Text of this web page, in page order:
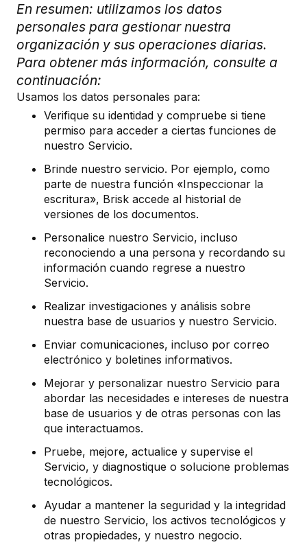
En resumen: utilizamos los datos
personales para gestionar nuestra
organización y sus operaciones diarias.
Para obtener más información, consulte a
continuación:
Usamos los datos personales para:
Verifique su identidad y compruebe si tiene
permiso para acceder a ciertas funciones de
nuestro Servicio.
Brinde nuestro servicio. Por ejemplo, como
parte de nuestra función «Inspeccionar la
escritura», Brisk accede al historial de
versiones de los documentos.
Personalice nuestro Servicio, incluso
reconociendo a una persona y recordando su
información cuando regrese a nuestro
Servicio.
Realizar investigaciones y análisis sobre
nuestra base de usuarios y nuestro Servicio.
Enviar comunicaciones, incluso por correo
electrónico y boletines informativos.
Mejorar y personalizar nuestro Servicio para
abordar las necesidades e intereses de nuestra
base de usuarios y de otras personas con las
que interactuamos.
Pruebe, mejore, actualice y supervise el
Servicio, y diagnostique o solucione problemas
tecnológicos.
Ayudar a mantener la seguridad y la integridad
de nuestro Servicio, los activos tecnológicos y
otras propiedades, y nuestro negocio.